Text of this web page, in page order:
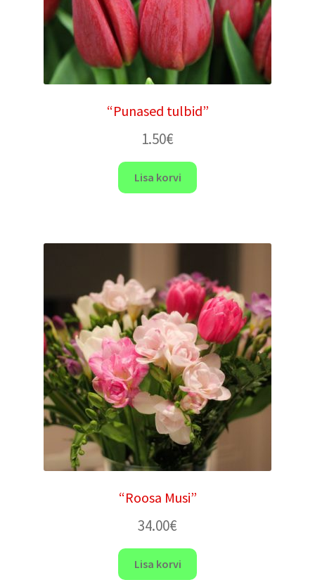
“Punased tulbid”
1.50€
Lisa korvi
“Roosa Musi”
34.00€
Lisa korvi